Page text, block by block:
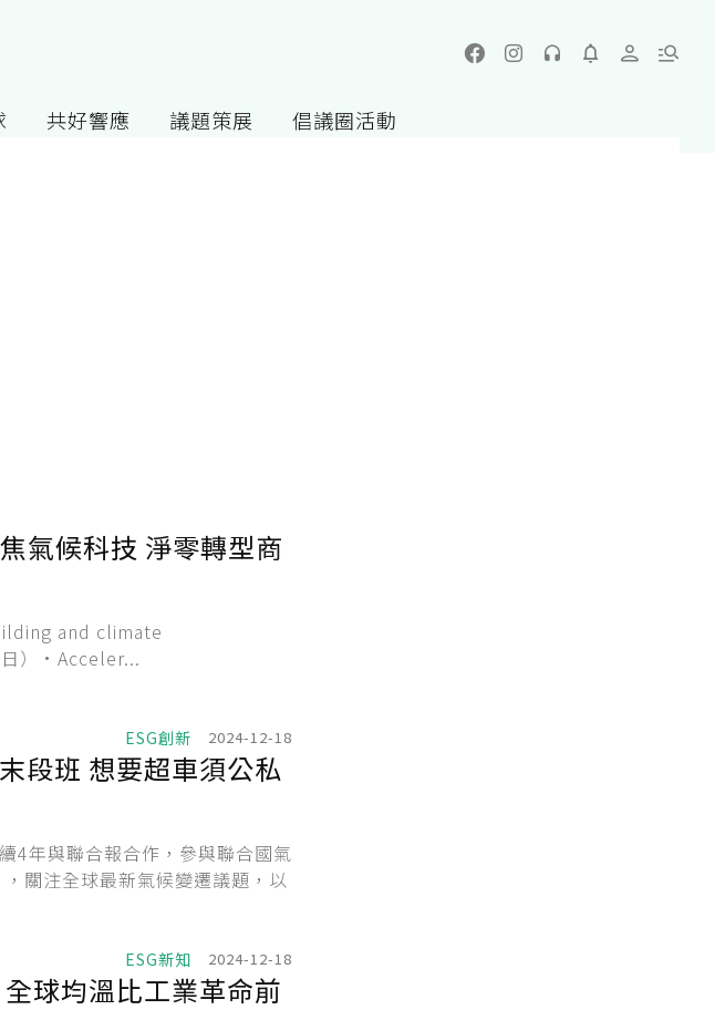
共好響應 議題策展 倡議圈活動
氣候科技 淨零轉型商
and climate
）•Acceler...
ESG創新 2024-12-18
段班 想要超車須公私
4年與聯合報合作，參與聯合國氣
，關注全球最新氣候變遷議題，以
ESG新知 2024-12-18
球均溫比工業革命前